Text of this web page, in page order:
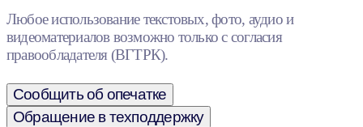
Любое использование текстовых, фото, аудио и
видеоматериалов возможно только с согласия
правообладателя (ВГТРК).
Сообщить об опечатке
Обращение в техподдержку